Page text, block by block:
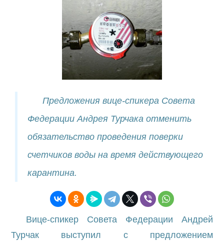
Предложения вице-спикера Совета
Федерации Андрея Турчака отменить
обязательство проведения поверки
счетчиков воды на время действующего
карантина.
Вице-спикер Совета Федерации Андрей
Турчак выступил с предложением